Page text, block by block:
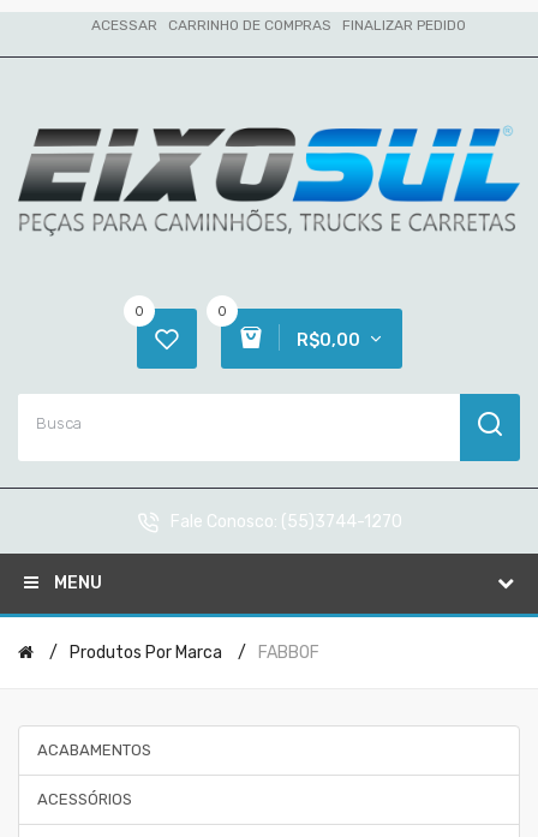
ACESSAR CARRINHO DE COMPRAS FINALIZAR PEDIDO
0
R$0,00
0
Fale Conosco: (55)3744-1270
MENU
Produtos Por Marca FABBOF
ACABAMENTOS
ACESSÓRIOS